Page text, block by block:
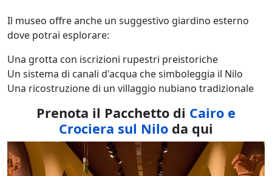
Il museo offre anche un suggestivo giardino esterno
dove potrai esplorare:
Una grotta con iscrizioni rupestri preistoriche
Un sistema di canali d'acqua che simboleggia il Nilo
Una ricostruzione di un villaggio nubiano tradizionale
Prenota il Pacchetto di Cairo e
Crociera sul Nilo da qui